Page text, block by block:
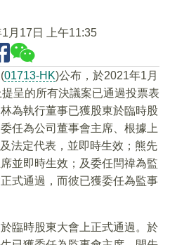
月17日 上午11:35
01713-HK)公布，於2021年1月
呈的所有決議案已通過投票表
為執行董事已獲股東於臨時股
任為公司董事會主席、根據上
法定代表，並即時生效；熊先
並即時生效；及委任閆禕為監
式通過，而彼已獲委任為監事
臨時股東大會上正式通過。於